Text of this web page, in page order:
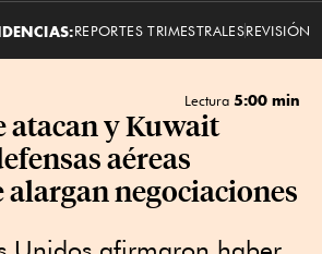
REPORTES TRIMESTRALESREVISIÓN
Lectura 5:00 min
atacan y Kuwait
aéreas
alargan negociaciones